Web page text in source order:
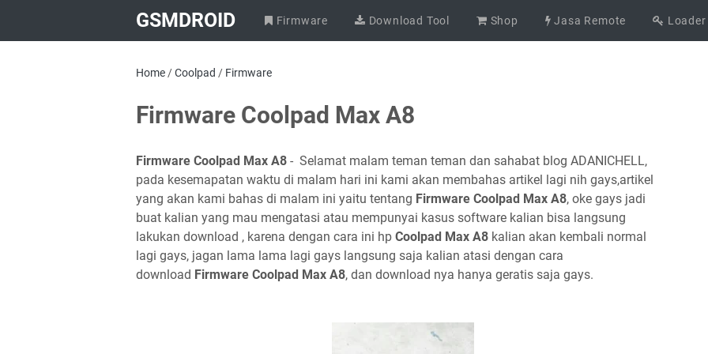
GSMDROID Firmware Download Tool Shop Jasa Remote Loader
Home /Coolpad / Firmware
Firmware Coolpad Max A8
Firmware Coolpad Max A8 - Selamat malam teman teman dan sahabat blog ADANICHELL,
pada kesemapatan waktu di malam hari ini kami akan membahas artikel lagi nih gays,artikel
yang akan kami bahas di malam ini yaitu tentang Firmware Coolpad Max A8, oke gays jadi
buat kalian yang mau mengatasi atau mempunyai kasus software kalian bisa langsung
lakukan download , karena dengan cara ini hp Coolpad Max A8 kalian akan kembali normal
lagi gays, jagan lama lama lagi gays langsung saja kalian atasi dengan cara
download Firmware Coolpad Max A8, dan download nya hanya geratis saja gays.